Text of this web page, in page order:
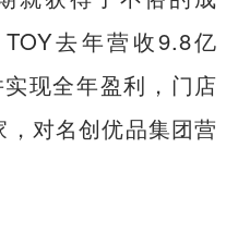
去年营收9.8亿
现全年盈利，门店
对名创优品集团营